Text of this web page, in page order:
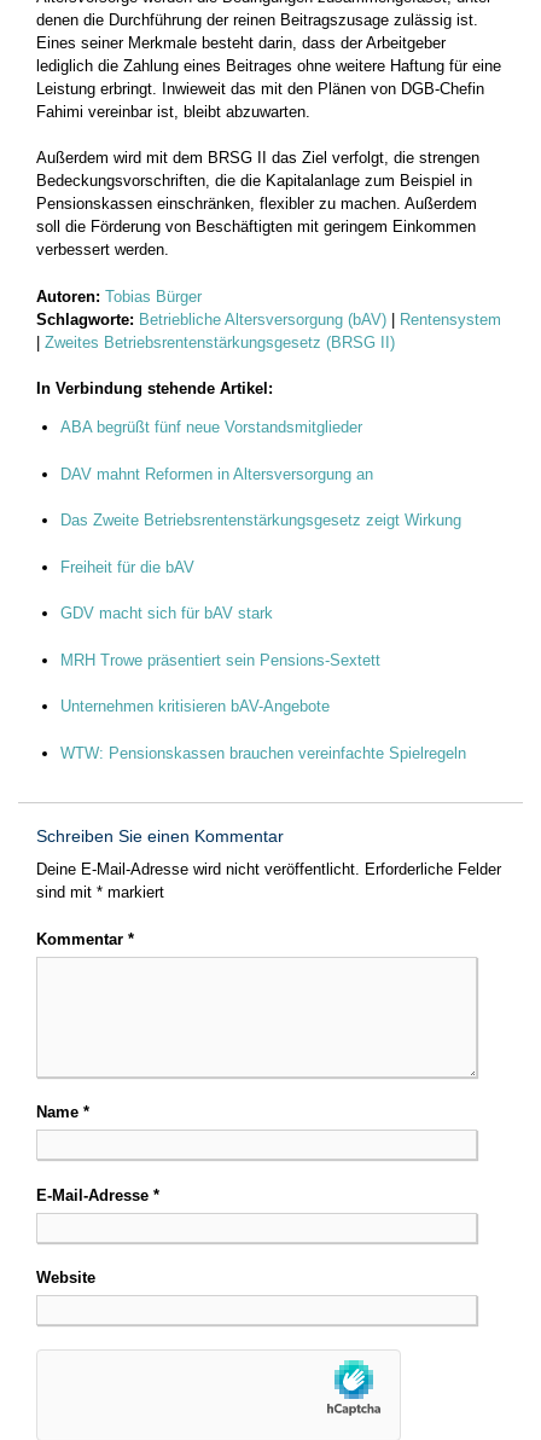
denen die Durchführung der reinen Beitragszusage zulässig ist.
Eines seiner Merkmale besteht darin, dass der Arbeitgeber
lediglich die Zahlung eines Beitrages ohne weitere Haftung für eine
Leistung erbringt. Inwieweit das mit den Plänen von DGB-Chefin
Fahimi vereinbar ist, bleibt abzuwarten.
Außerdem wird mit dem BRSG II das Ziel verfolgt, die strengen
Bedeckungsvorschriften, die die Kapitalanlage zum Beispiel in
Pensionskassen einschränken, flexibler zu machen. Außerdem
soll die Förderung von Beschäftigten mit geringem Einkommen
verbessert werden.
Autoren: Tobias Bürger
Schlagworte: Betriebliche Altersversorgung (bAV) | Rentensystem
| Zweites Betriebsrentenstärkungsgesetz (BRSG II)
In Verbindung stehende Artikel:
ABA begrüßt fünf neue Vorstandsmitglieder
DAV mahnt Reformen in Altersversorgung an
Das Zweite Betriebsrentenstärkungsgesetz zeigt Wirkung
Freiheit für die bAV
GDV macht sich für bAV stark
MRH Trowe präsentiert sein Pensions-Sextett
Unternehmen kritisieren bAV-Angebote
WTW: Pensionskassen brauchen vereinfachte Spielregeln
Schreiben Sie einen Kommentar
Deine E-Mail-Adresse wird nicht veröffentlicht. Erforderliche Felder
sind mit * markiert
Kommentar *
Name *
E-Mail-Adresse *
Website